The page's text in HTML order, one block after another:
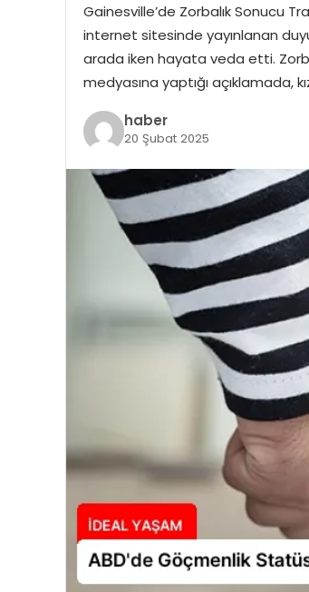
Gainesville’de Zorbalık Sonucu
internet sitesinde yayınlanan
arada iken hayata veda etti.
medyasına yaptığı açıklamada,
haber
20 Şubat 2025